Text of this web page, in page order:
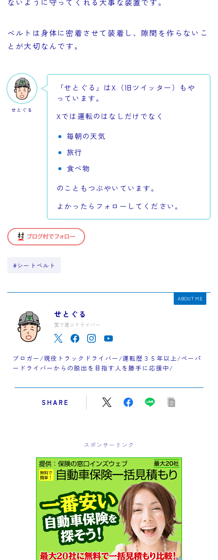
ベルトは身体に密着させて装着し、隙間を作らないこ
とが大切なんです。
せとぐる
「せとぐる」はX（旧ツイッター）もや
っています。
Xでは運転のはなしだけでなく
毎朝の天気
旅行
食べ物
のこともつぶやいています。
よかったらフォローしてください。
#シートベルト
ABOUT ME
せとぐる
愛で運ぶドライバー
ブロガー/現役トラックドライバー/運転歴３５年以上/ペーパ
ードライバーからの脱出を目指す人を勝手に応援中/
SHARE
スポンサーリンク